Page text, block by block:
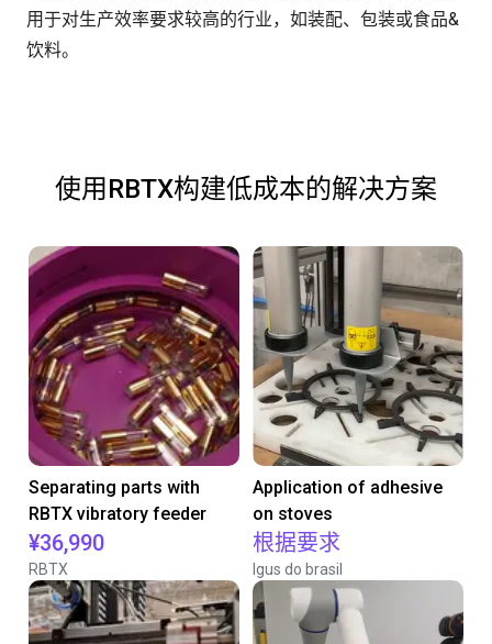
用于对生产效率要求较高的行业，如装配、包装或食品&
饮料。
使用RBTX构建低成本的解决方案
Separating parts with
RBTX vibratory feeder
¥36,990
RBTX
Application of adhesive
on stoves
根据要求
Igus do brasil